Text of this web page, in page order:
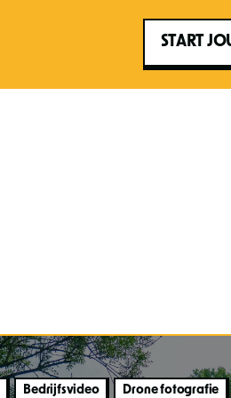
START
Bedrijfsvideo Drone fotografie